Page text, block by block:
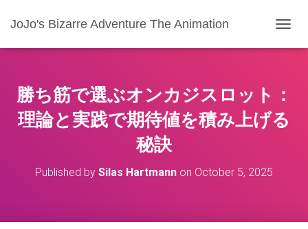
JoJo's Bizarre Adventure The Animation
O
E
N
A
勝ち筋で選ぶオンカジスロット：
理論と実践で期待値を積み上げる
秘訣
Published by Silas Hartmann on October 5, 2025